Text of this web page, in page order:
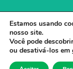
©
Estamos usando
nosso site.
Você pode
ou desativá-los em